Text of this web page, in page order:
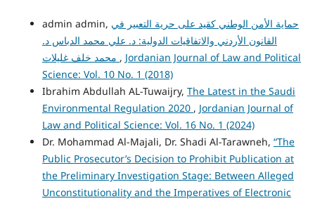
admin admin, حماية الأمن الوطني كقيد على حرية التعبير في
القانون الأردني والاتفاقيات الدولية: د. علي محمد الدباس د.
, Jordanian Journal of Law and Political
Science: Vol. 10 No. 1 (2018)
Ibrahim Abdullah AL-Tuwaijry, The Latest in the Saudi
Environmental Regulation 2020 , Jordanian Journal of
Law and Political Science: Vol. 16 No. 1 (2024)
Dr. Mohammad Al-Majali, Dr. Shadi Al-Tarawneh, “The
Public Prosecutor’s Decision to Prohibit Publication at
the Preliminary Investigation Stage: Between Alleged
Unconstitutionality and the Imperatives of Electronic